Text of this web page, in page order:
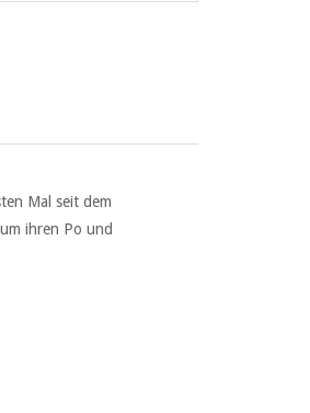
Mal seit dem
ihren Po und